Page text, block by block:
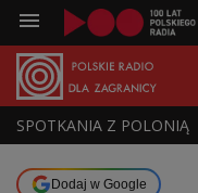
SPOTKANIA Z POLONIĄ
Dodaj w Google